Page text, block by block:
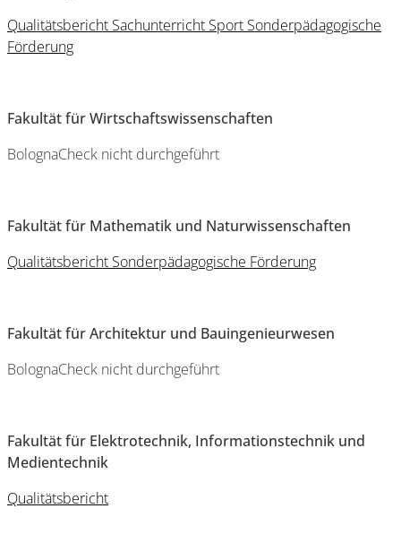
Qualitätsbericht Sachunterricht Sport Sonderpädagogische
Förderung
Fakultät für Wirtschaftswissenschaften
BolognaCheck nicht durchgeführt
Fakultät für Mathematik und Naturwissenschaften
Qualitätsbericht Sonderpädagogische Förderung
Fakultät für Architektur und Bauingenieurwesen
BolognaCheck nicht durchgeführt
Fakultät für Elektrotechnik, Informationstechnik und
Medientechnik
Qualitätsbericht